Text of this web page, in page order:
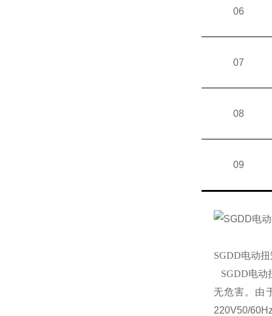
06
07
08
09
SGDD电动
SGDD电动
无危害。由
220V50/